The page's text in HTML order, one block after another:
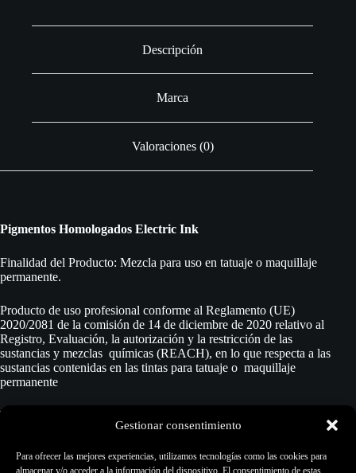
Gestionar consentimiento
Para ofrecer las mejores experiencias, utilizamos tecnologías como las cookies para
almacenar y/o acceder a la información del dispositivo. El consentimiento de estas
Descripción
Marca
Valoraciones (0)
Pigmentos Homologados Electric Ink
Finalidad del Producto: Mezcla para uso en tatuaje o maquillaje
permanente.
Producto de uso profesional conforme al Reglamento (UE)
2020/2081 de la comisión de 14 de diciembre de 2020 relativo al
Registro, Evaluación, la autorización y la restricción de las
sustancias y mezclas químicas (REACH), en lo que respecta a las
sustancias contenidas en las tintas para tatuaje o maquillaje
permanente
Marca: